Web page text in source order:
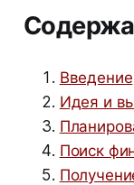
Введение
Идея и
Поиск